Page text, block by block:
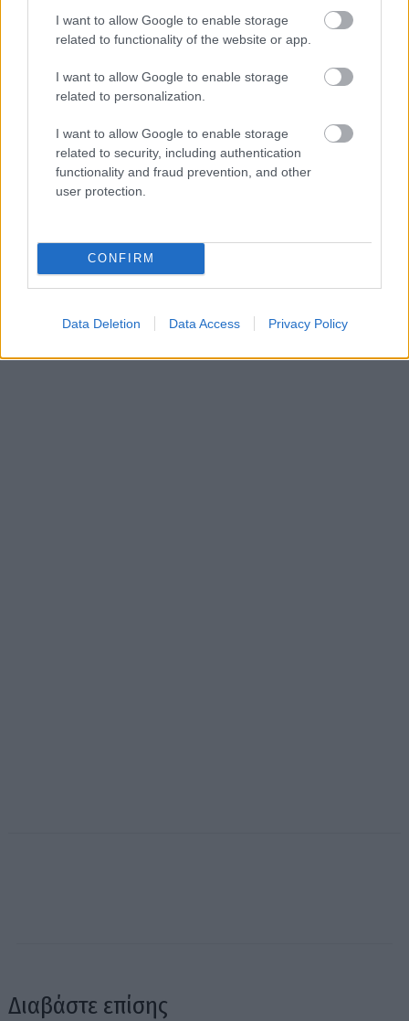
I want to allow Google to enable storage
related to functionality of the website or app.
I want to allow Google to enable storage
related to personalization.
I want to allow Google to enable storage
related to security, including authentication
functionality and fraud prevention, and other
user protection.
CONFIRM
Data Deletion Data Access Privacy Policy
περάσεις πολλή ώρα να χαζεύεις στην διαδρομή
σου την αρχιτεκτονική και το πράσινο τριγύρω. Το
χωριό αυτό, όμως, είναι πλέον και σπίτι του
Μουσείου Καποδίστρια, που περιλαμβάνει
Κυβερνήτη της Ελλάδας, και είναι πραγματικά μια
υπέροχη εμπειρία.
Διαβάστε επίσης